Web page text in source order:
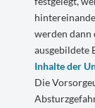
werden dann
ausgebildete
Inhalte der
Die